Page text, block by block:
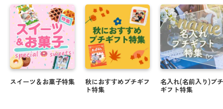
スイーツ＆お菓子特集
秋におすすめプチギフ
ト特集
名入れ(名前入り)プチ
ギフト特集